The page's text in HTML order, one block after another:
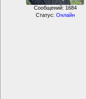
Сообщений: 1684
Статус: Онлайн